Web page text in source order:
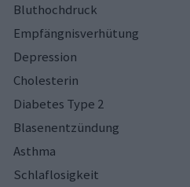
Bluthochdruck
Empfängnisverhütung
Depression
Cholesterin
Diabetes Type 2
Blasenentzündung
Asthma
Schlaflosigkeit